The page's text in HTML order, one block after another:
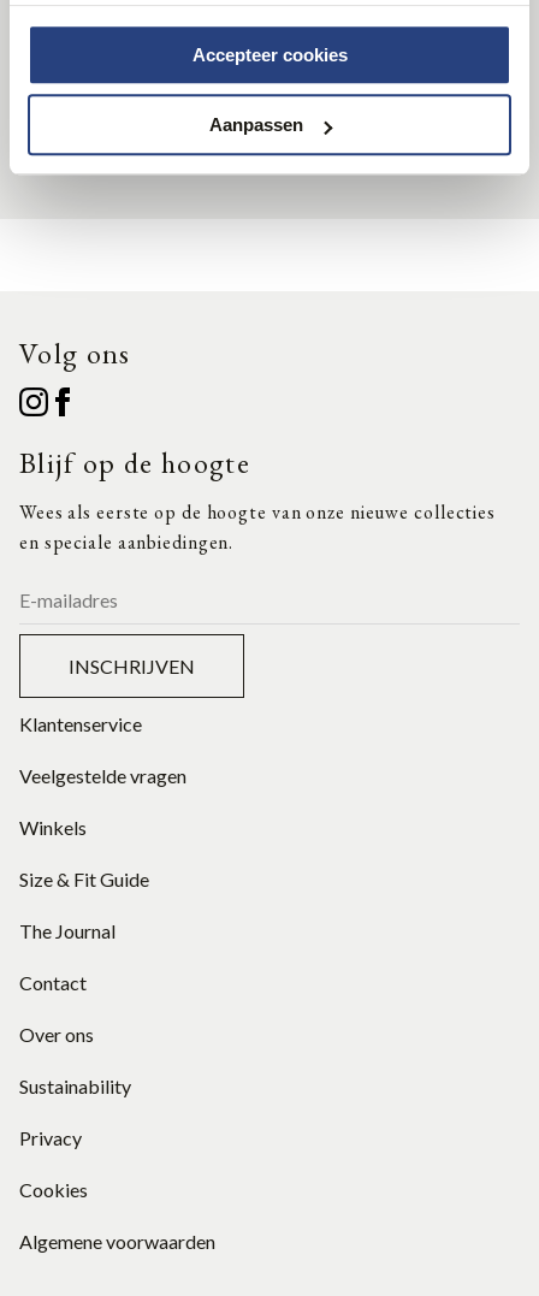
Accepteer cookies
Aanpassen
wolblends. Zowel innovatie als oog voor mens en milieu
staan hoog in het vaandel van deze stoffenmaker.
Volg ons
Blijf op de hoogte
Wees als eerste op de hoogte van onze nieuwe collecties
en speciale aanbiedingen.
INSCHRIJVEN
Klantenservice
Veelgestelde vragen
Winkels
Size & Fit Guide
The Journal
Contact
Over ons
Sustainability
Privacy
Cookies
Algemene voorwaarden